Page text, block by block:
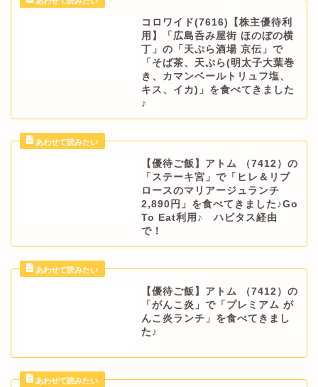
コロワイド(7616)【株主優待利
用】「広島呑み屋街 ほのぼの横
丁」の「天ぷら酒場 京伝」で
「そば茶、天ぷら(明太子大葉巻
き、カマンベールトリュフ塩、
キス、イカ)」を食べてきました
♪
【優待ご飯】アトム （7412）の
「ステーキ宮」で「ヒレ＆リブ
ロースのマリアージュランチ
2,890円」を食べてきました♪Go
To Eat利用♪ ハピタス経由
で！
【優待ご飯】アトム （7412）の
「がんこ炎」で「プレミアム が
んこ炎ランチ」を食べてきまし
た♪